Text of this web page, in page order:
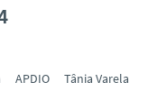
APDIO Tânia Varela